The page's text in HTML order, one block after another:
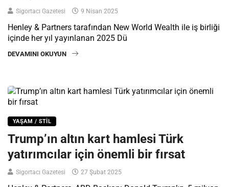
Sigortacı Gazetesi 9 Nisan 2025
Henley & Partners tarafından New World Wealth ile iş birliği
içinde her yıl yayınlanan 2025 Dü
DEVAMINI OKUYUN
YAŞAM / STIL
Trump’ın altın kart hamlesi Türk
yatırımcılar için önemli bir fırsat
Sigortacı Gazetesi 27 Şubat 2025